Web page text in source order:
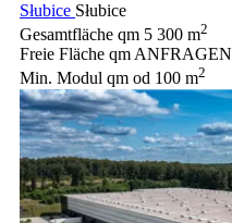
Słubice Słubice
Gesamtfläche qm 5 300 m2
Freie Fläche qm ANFRAGEN
Min. Modul qm od 100 m2